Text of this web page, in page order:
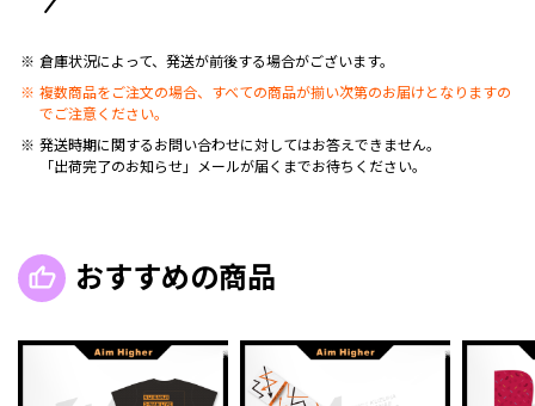
倉庫状況によって、発送が前後する場合がございます。
複数商品をご注文の場合、すべての商品が揃い次第のお届けとなりますの
でご注意ください。
発送時期に関するお問い合わせに対してはお答えできません。
「出荷完了のお知らせ」メールが届くまでお待ちください。
おすすめの商品